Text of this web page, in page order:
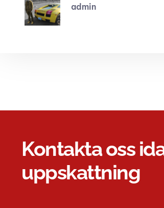
admin
Kontakta oss
uppskattning